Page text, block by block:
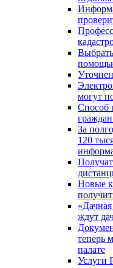
могут
Способ
За
120
Новые
ждут
теперь
палате
Услуги